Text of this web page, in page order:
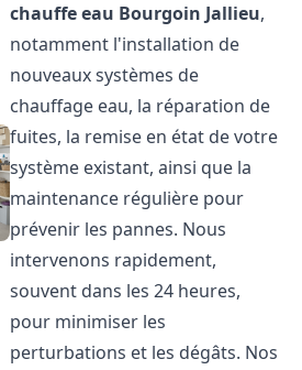
chauffe eau Bourgoin Jallieu,
notamment l'installation de
nouveaux systèmes de
chauffage eau, la réparation de
fuites, la remise en état de votre
système existant, ainsi que la
maintenance régulière pour
prévenir les pannes. Nous
intervenons rapidement,
souvent dans les 24 heures,
pour minimiser les
perturbations et les dégâts. Nos